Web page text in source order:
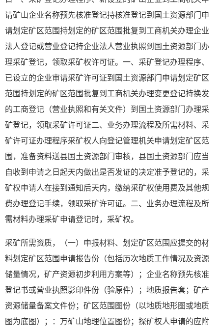
请矿山企业名称预先核准登记持核准登记到国土资源部门申
请划定矿区范围持划定的矿区范围批复到工商机关办理企业
法人登记或营业登记持企业法人营业执照到国土资源部门办
理采矿登记，领取采矿权许可证。一、采矿登记办理程序、
已设立的企业审请采矿许可证到国土资源部门申请划定矿区
范围持划定的矿区范围批复到工商机关办理变更登记持换发
的工商登记（营业执照和有关文件）到国土资源部门办理采
矿登记，领取采矿许可证二、业务办理流程及所需材料、采
矿许可证办理程序采矿权人向登记管理机关申请划定矿区范
围，准备资料送县国土资源部门审核，县国土资源部门应当
自收到申请之日起天内做出是否发证的决定准予登记的，采
矿权申请人在接到通知后天内，缴纳采矿权使用费及其他规
费办理登记手续，领取采矿许可证。二、业务办理流程及所
需材料办理采矿申请登记时，采矿权。
采矿所需资质，（一）申报材料、划定矿区范围应提交的材
料划定矿区范围申请报告份（包括历次地质工作情况及资源
储量情况，矿产资源初步利用方案等）；企业名称预先核准
登记书或营业执照影印件份（验原件）；地质报告套；矿产
资源储量备案文件份；矿区范围图份（以地质地形图或地质
图为底图）；：万矿山地理位置图份；探矿权人申请的应附